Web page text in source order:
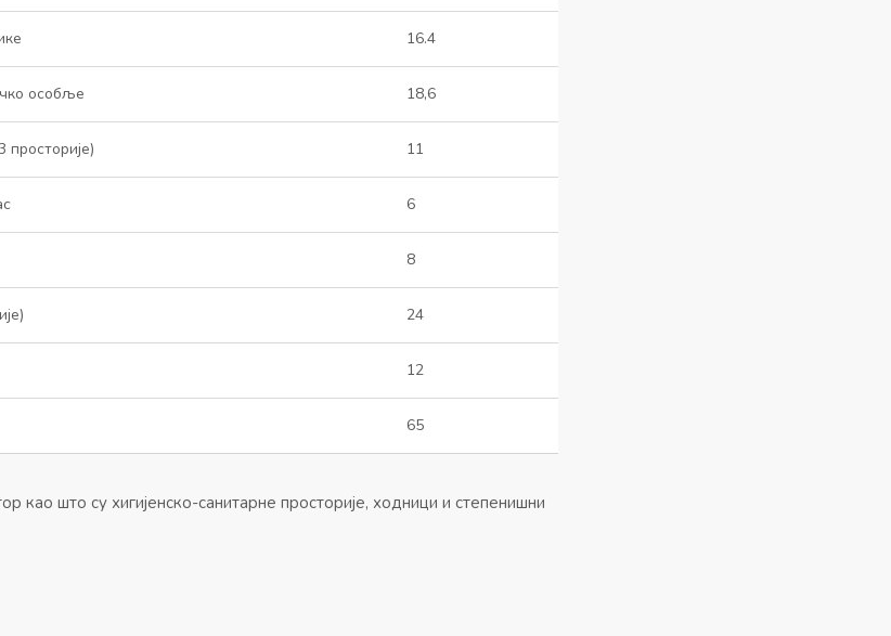
16.4
особље 18,6
просторије) 11
6
8
24
12
65
као што су хигијенско-санитарне просторије, ходници и степенишни